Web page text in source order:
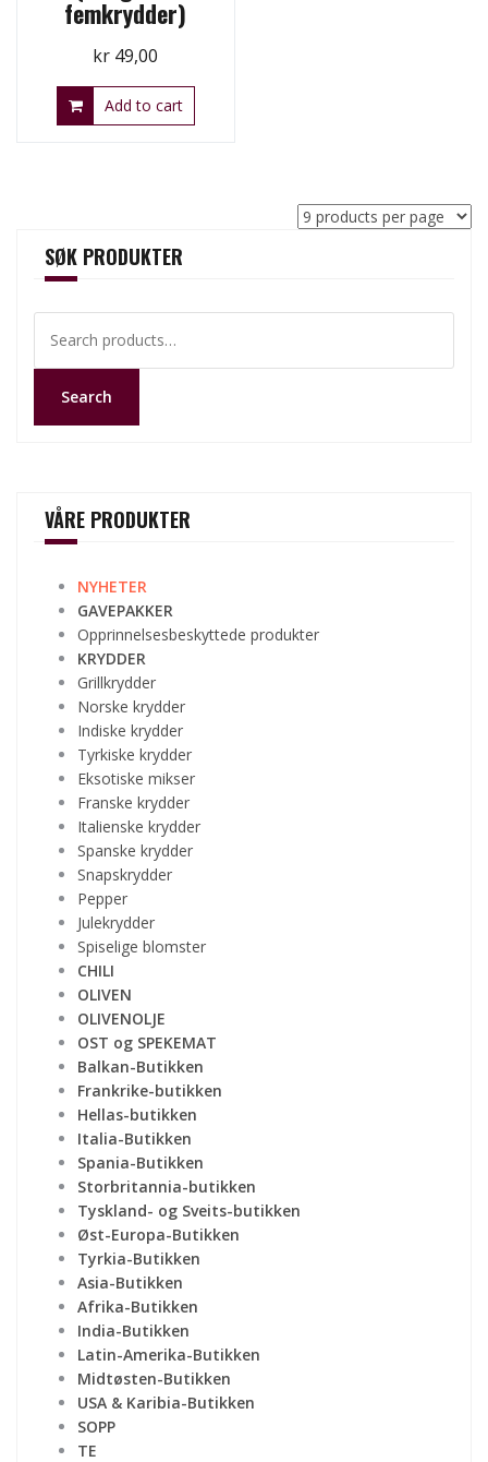
femkrydder)
kr 49,00
Add to cart
SØK PRODUKTER
for:
Search
VÅRE PRODUKTER
NYHETER
GAVEPAKKER
Opprinnelsesbeskyttede produkter
KRYDDER
Grillkrydder
Norske krydder
Indiske krydder
Tyrkiske krydder
Eksotiske mikser
Franske krydder
Italienske krydder
Spanske krydder
Snapskrydder
Pepper
Julekrydder
Spiselige blomster
CHILI
OLIVEN
OLIVENOLJE
OST og SPEKEMAT
Balkan-Butikken
Frankrike-butikken
Hellas-butikken
Italia-Butikken
Spania-Butikken
Storbritannia-butikken
Tyskland- og Sveits-butikken
Øst-Europa-Butikken
Tyrkia-Butikken
Asia-Butikken
Afrika-Butikken
India-Butikken
Latin-Amerika-Butikken
Midtøsten-Butikken
USA & Karibia-Butikken
SOPP
TE